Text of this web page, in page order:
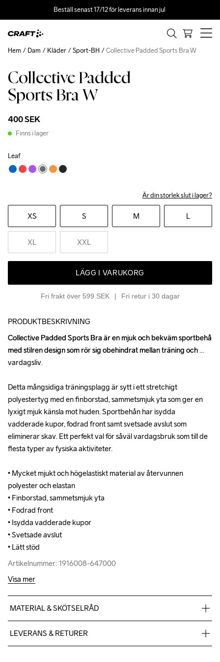
Beställ senast 17/12 för leverans innan jul
Collective Padded
Sports Bra W
400 SEK
Finns i lager
Leaf
Är din storlek slut i lager?
XS S M L
XL XXL
LÄGG I VARUKORG
Fri frakt över 599 SEK Fri retur i 30 dagar
Hem Dam Kläder Sport-BH Collective Padded Sports Bra W
PRODUKTBESKRIVNING
Collective Padded Sports Bra är en mjuk och bekväm sportbehå
med stilren design som rör sig obehindrat mellan träning och
vardagsliv.
Detta mångsidiga träningsplagg är sytt i ett stretchigt
polyestertyg med en finborstad, sammetsmjuk yta som ger en
lyxigt mjuk känsla mot huden. Sportbehån har isydda
vadderade kupor, fodrad front samt svetsade avslut som
eliminerar skav. Ett perfekt val för såväl vardagsbruk som till de
flesta typer av fysiska aktiviteter.
• Mycket mjukt och högelastiskt material av återvunnen
polyester och elastan
• Finborstad, sammetsmjuk yta
• Fodrad front
• Isydda vadderade kupor
• Svetsade avslut
• Lätt stöd
Artikelnummer: 1916008-647000
Collective Padded Sports Bra är en mjuk och bekväm sportbehå
med stilren design som rör sig obehindrat mellan träning och
vardagsliv.
Detta mångsidiga träningsplagg är sytt i ett stretchigt
polyestertyg med en finborstad, sammetsmjuk yta som ger en
lyxigt mjuk känsla mot huden. Sportbehån har isydda
vadderade kupor, fodrad front samt svetsade avslut som
eliminerar skav. Ett perfekt val för såväl vardagsbruk som till de
flesta typer av fysiska aktiviteter.
• Mycket mjukt och högelastiskt material av återvunnen
polyester och elastan
• Finborstad, sammetsmjuk yta
• Fodrad front
• Isydda vadderade kupor
• Svetsade avslut
• Lätt stöd
Artikelnummer: 1916008-647000
Visa mer
MATERIAL & SKÖTSELRÅD
Polyester Recycled, 12% Elastane
LEVERANS & RETURER